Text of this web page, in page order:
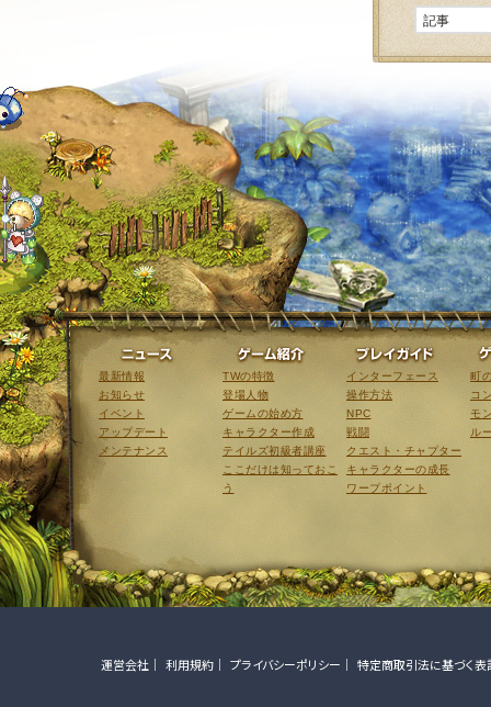
ニュース
最新情報
お知らせ
イベント
アップデート
メンテナンス
ゲーム紹介
TWの特徴
登場人物
ゲームの始め方
キャラクター作成
テイルズ初級者講座
ここだけは知っておこ
う
インターフェース
操作方法
NPC
戦闘
クエスト・チャプター
キャラクターの成長
ワープポイント
町
コ
モ
ル
運営会社 利用規約 プライバシーポリシー 特定商取引法に基づく表